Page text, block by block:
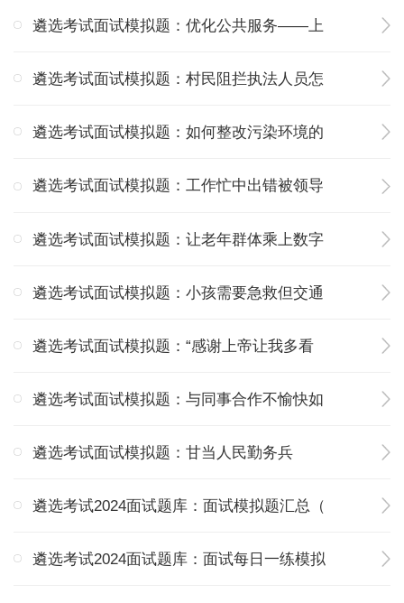
遴选考试面试模拟题：优化公共服务——上
遴选考试面试模拟题：村民阻拦执法人员怎
遴选考试面试模拟题：如何整改污染环境的
遴选考试面试模拟题：工作忙中出错被领导
遴选考试面试模拟题：让老年群体乘上数字
遴选考试面试模拟题：小孩需要急救但交通
遴选考试面试模拟题：“感谢上帝让我多看
遴选考试面试模拟题：与同事合作不愉快如
遴选考试面试模拟题：甘当人民勤务兵
遴选考试2024面试题库：面试模拟题汇总（
遴选考试2024面试题库：面试每日一练模拟